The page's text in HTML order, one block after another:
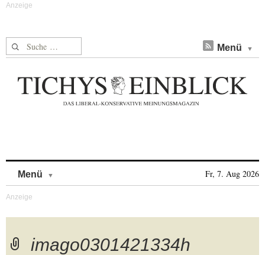
Suche nach: Menü
Menü Fr, 7. Aug 2026
imago0301421334h